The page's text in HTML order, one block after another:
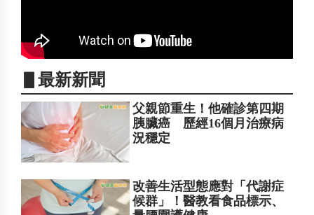
▋最新新聞
父親節重生！他確診第四期
胰臟癌 歷經16個月治療病
況穩定
改善生活型態應對「代謝症
候群」！醫教看食品標示、